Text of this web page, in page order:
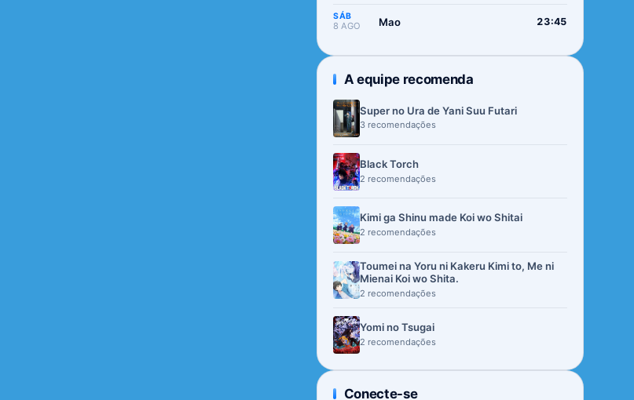
SÁB
8 AGO Mao 23:45
A equipe recomenda
Super no Ura de Yani Suu Futari
3 recomendações
Black Torch
2 recomendações
Kimi ga Shinu made Koi wo Shitai
2 recomendações
Toumei na Yoru ni Kakeru Kimi to, Me ni
Mienai Koi wo Shita.
2 recomendações
Yomi no Tsugai
2 recomendações
Conecte-se